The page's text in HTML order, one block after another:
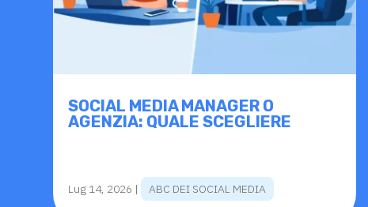
SOCIAL MEDIA MANAGER O
AGENZIA: QUALE SCEGLIERE
Lug 14, 2026 | ABC DEI SOCIAL MEDIA